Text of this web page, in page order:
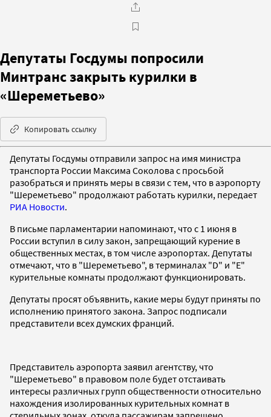
Депутаты Госдумы попросили
Минтранс закрыть курилки в
«Шереметьево»
Копировать ссылку
Депутаты Госдумы отправили запрос на имя министра
транспорта России Максима Соколова с просьбой
разобраться и принять меры в связи с тем, что в аэропорту
"Шереметьево" продолжают работать курилки, передает
РИА Новости.
В письме парламентарии напоминают, что с 1 июня в
России вступил в силу закон, запрещающий курение в
общественных местах, в том числе аэропортах. Депутаты
отмечают, что в "Шереметьево", в терминалах "D" и "E"
курительные комнаты продолжают функционировать.
Депутаты просят объявнить, какие меры будут приняты по
исполнению принятого закона. Запрос подписали
представители всех думских франций.
Представитель аэропорта заявил агентству, что
"Шереметьево" в правовом поле будет отстаивать
интересы различных групп общественности относительно
нахождения изолированных курительных комнат в